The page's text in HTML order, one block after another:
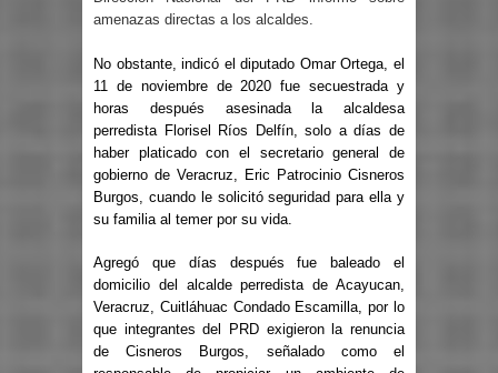
amenazas directas a los alcaldes.
No obstante, indicó el diputado Omar Ortega, el
11 de noviembre de 2020 fue secuestrada y
horas después asesinada la alcaldesa
perredista Florisel Ríos Delfín, solo a días de
haber platicado con el secretario general de
gobierno de Veracruz, Eric Patrocinio Cisneros
Burgos, cuando le solicitó seguridad para ella y
su familia al temer por su vida.
Agregó que días después fue baleado el
domicilio del alcalde perredista de Acayucan,
Veracruz, Cuitláhuac Condado Escamilla, por lo
que integrantes del PRD exigieron la renuncia
de Cisneros Burgos, señalado como el